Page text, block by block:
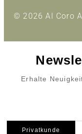
© 2026 Al Coro
Erhalte
Privatkunde